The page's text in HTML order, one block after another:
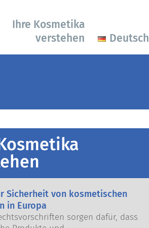
Ihre Kosmetika
verstehen
Deutsch
Sicherheit von kosmetischen
in Europa
sorgen dafür, dass